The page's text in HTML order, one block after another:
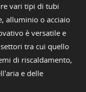
vari tipi di tubi
alluminio o acciaio
è versatile e
tra cui quello
di riscaldamento,
e delle